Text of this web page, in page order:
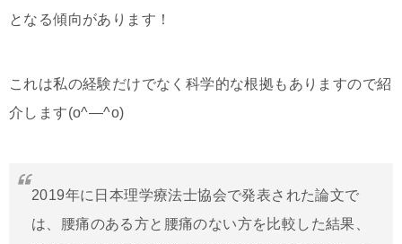
となる傾向があります！
これは私の経験だけでなく科学的な根拠もありますので紹
介します(o^―^o)
2019年に日本理学療法士協会で発表された論文で
は、腰痛のある方と腰痛のない方を比較した結果、